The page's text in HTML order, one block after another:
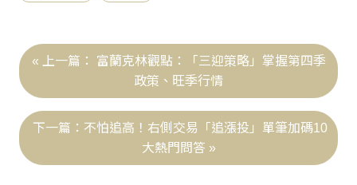
富蘭克林觀點：「三迎策略」掌握第四季
政策、旺季行情
不怕追高！右側交易「追漲投」單筆加碼10
大熱門問答